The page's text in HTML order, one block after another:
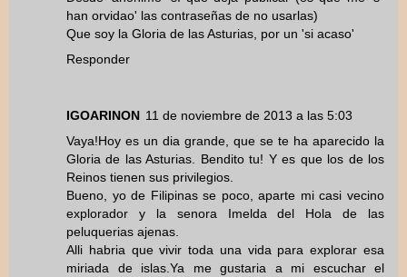
han orvidao' las contraseñas de no usarlas)
Que soy la Gloria de las Asturias, por un 'si acaso'
Responder
IGOARINON 11 de noviembre de 2013 a las 5:03
Vaya!Hoy es un dia grande, que se te ha aparecido la
Gloria de las Asturias. Bendito tu! Y es que los de los
Reinos tienen sus privilegios.
Bueno, yo de Filipinas se poco, aparte mi casi vecino
explorador y la senora Imelda del Hola de las
peluquerias ajenas.
Alli habria que vivir toda una vida para explorar esa
miriada de islas.Ya me gustaria a mi escuchar el